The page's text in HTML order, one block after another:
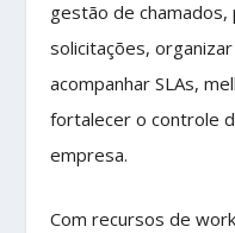
gestão de
solicitações,
acompanhar SLAs,
fortalecer o controle
empresa.
Com recursos de